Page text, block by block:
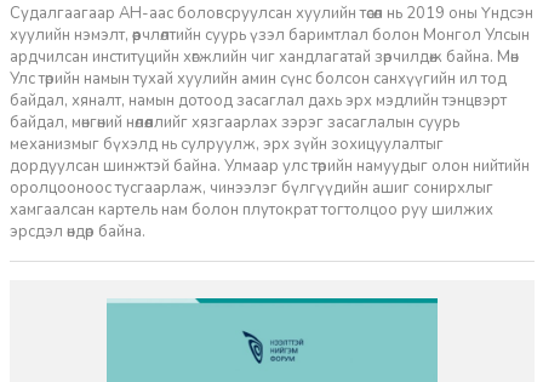
Судалгаагаар АН-аас боловсруулсан хуулийн төсөл нь 2019 оны Үндсэн
хуулийн нэмэлт, өөрчлөлтийн суурь үзэл баримтлал болон Монгол Улсын
ардчилсан институцийн хөгжлийн чиг хандлагатай зөрчилдөж байна. Мөн
Улс төрийн намын тухай хуулийн амин сүнс болсон санхүүгийн ил тод
байдал, хяналт, намын дотоод засаглал дахь эрх мэдлийн тэнцвэрт
байдал, мөнгөний нөлөөллийг хязгаарлах зэрэг засаглалын суурь
механизмыг бүхэлд нь сулруулж, эрх зүйн зохицуулалтыг
дордуулсан шинжтэй байна. Улмаар улс төрийн намуудыг олон нийтийн
оролцооноос тусгаарлаж, чинээлэг бүлгүүдийн ашиг сонирхлыг
хамгаалсан картель нам болон плутократ тогтолцоо руу шилжих
эрсдэл өндөр байна.